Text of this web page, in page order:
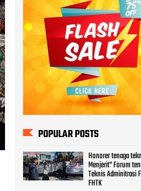
POPULAR POSTS
Honorer tenaga
Menjerit" Forum
Teknis Adminitrasi
FHTK